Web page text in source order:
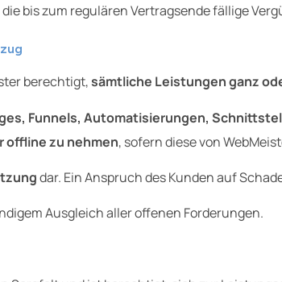
bis zum regulären Vertragsende fällige
berechtigt,sämtliche Leistungen ganz
Funnels, Automatisierungen,
offline zu nehmen, sofern diese von
dar. Ein Anspruch des Kunden auf
Ausgleich aller offenen Forderungen.